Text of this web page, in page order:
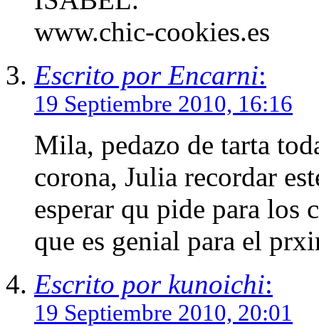
www.chic-cookies.es
Escrito por Encarni:
19 Septiembre 2010, 16:16
Mila, pedazo de tarta
corona, Julia recordar
esperar qu pide para los
que es genial para el
Escrito por kunoichi:
19 Septiembre 2010, 20:01